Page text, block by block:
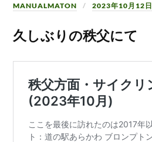
MANUALMATON 2023年10月12日
久しぶりの秩父にて